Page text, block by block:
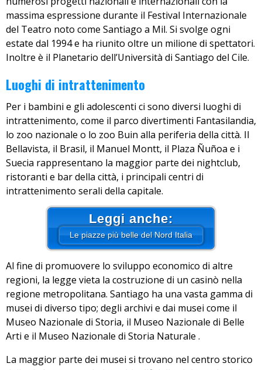
massima espressione durante il Festival Internazionale
del Teatro noto come Santiago a Mil. Si svolge ogni
estate dal 1994 e ha riunito oltre un milione di spettatori.
Inoltre è il Planetario dell’Università di Santiago del Cile.
Luoghi di intrattenimento
Per i bambini e gli adolescenti ci sono diversi luoghi di
intrattenimento, come il parco divertimenti Fantasilandia,
lo zoo nazionale o lo zoo Buin alla periferia della città. Il
Bellavista, il Brasil, il Manuel Montt, il Plaza Ñuñoa e i
Suecia rappresentano la maggior parte dei nightclub,
ristoranti e bar della città, i principali centri di
intrattenimento serali della capitale.
Leggi anche:
Le piazze più belle del Nord Italia
Al fine di promuovere lo sviluppo economico di altre
regioni, la legge vieta la costruzione di un casinò nella
regione metropolitana. Santiago ha una vasta gamma di
musei di diverso tipo; degli archivi e dai musei come il
Museo Nazionale di Storia, il Museo Nazionale di Belle
Arti e il Museo Nazionale di Storia Naturale .
La maggior parte dei musei si trovano nel centro storico